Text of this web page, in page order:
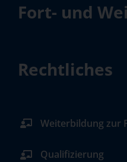
Fort- und
Rechtliches
Weiterbildung zur
Qualifizierung